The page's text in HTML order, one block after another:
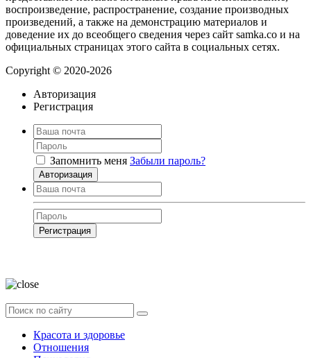
воспроизведение, распространение, создание производных
произведений, а также на демонстрацию материалов и
доведение их до всеобщего сведения через сайт samka.co и на
официальных страницах этого сайта в социальных сетях.
Copyright © 2020-2026
Авторизация
Регистрация
Запомнить меня Забыли пароль?
Авторизация
Регистрация
Красота и здоровье
Отношения